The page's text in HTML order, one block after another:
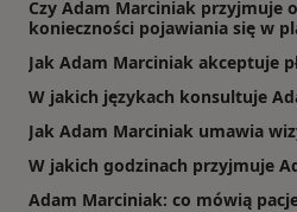
Czy Adam Marciniak przyjmuje
konieczności pojawiania się w
Jak Adam Marciniak akceptuje
W jakich językach konsultuje
Jak Adam Marciniak umawia
W jakich godzinach przyjmuje
Adam Marciniak: co mówią